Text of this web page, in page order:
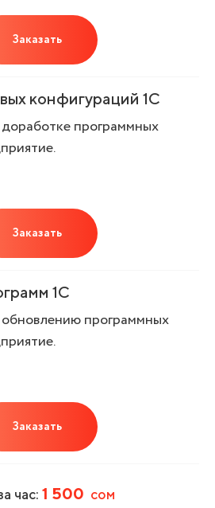
Заказать
конфигураций 1С
программных
Заказать
1С
программных
Заказать
час: 1 500 сом